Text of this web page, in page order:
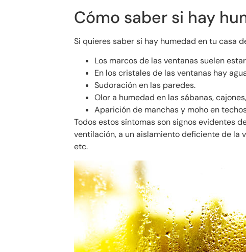
Cómo saber si hay
Si quieres saber si hay humedad en tu casa
Los marcos de las ventanas suelen
En los cristales de las ventanas hay
Sudoración en las paredes.
Olor a humedad en las sábanas,
Aparición de manchas y moho en
Todos estos síntomas son signos evidentes
ventilación, a un aislamiento deficiente de la
etc.